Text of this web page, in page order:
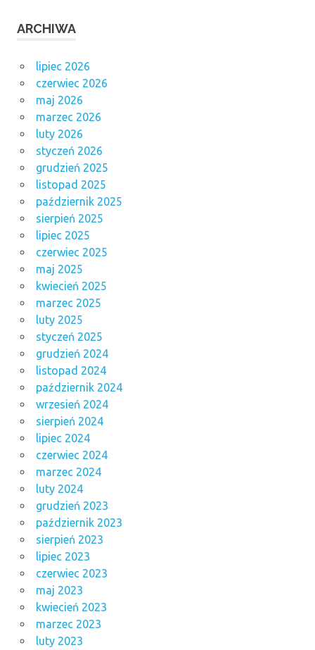
ARCHIWA
lipiec 2026
czerwiec 2026
maj 2026
marzec 2026
luty 2026
styczeń 2026
grudzień 2025
listopad 2025
październik 2025
sierpień 2025
lipiec 2025
czerwiec 2025
maj 2025
kwiecień 2025
marzec 2025
luty 2025
styczeń 2025
grudzień 2024
listopad 2024
październik 2024
wrzesień 2024
sierpień 2024
lipiec 2024
czerwiec 2024
marzec 2024
luty 2024
grudzień 2023
październik 2023
sierpień 2023
lipiec 2023
czerwiec 2023
maj 2023
kwiecień 2023
marzec 2023
luty 2023